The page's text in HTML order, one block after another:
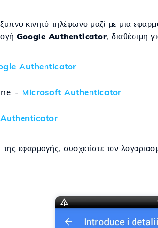
κινητό τηλέφωνο μαζί με μια
Google Authenticator, διαθέσιμη
Authenticator
- Microsoft Authenticator
εφαρμογής, συσχετίστε τον